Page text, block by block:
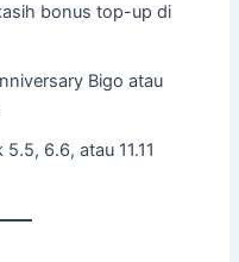
bonus top-up di
Bigo atau
5.5, 6.6, atau 11.11